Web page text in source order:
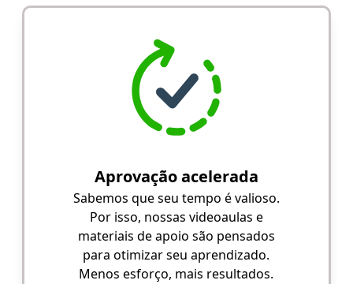
Aprovação acelerada
Sabemos que seu tempo é valioso.
Por isso, nossas videoaulas e
materiais de apoio são pensados
para otimizar seu aprendizado.
Menos esforço, mais resultados.